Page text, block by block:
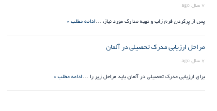
7 سال ago
پس از پرکردن فرم زاب و تهیه مدارک مورد نیاز، …ادامه مطلب »
مراحل ارزیابی مدرک تحصیلی در آلمان
7 سال ago
برای ارزیابی مدرک تحصیلی در آلمان باید مراحل زیر را …ادامه مطلب »